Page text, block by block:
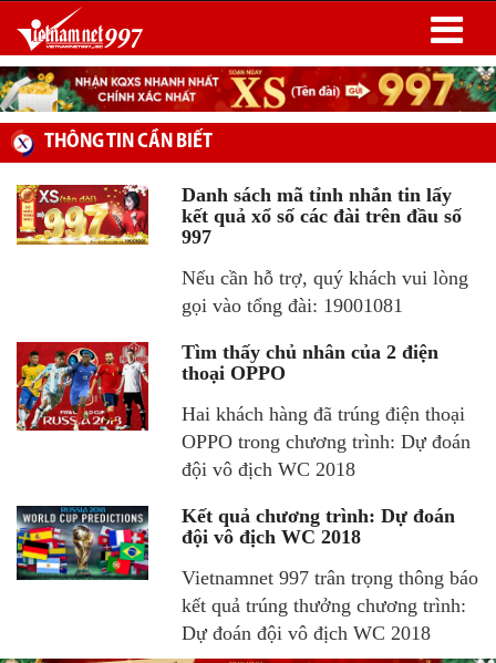
THÔNG TIN CẦN BIẾT
Danh sách mã tỉnh nhắn tin lấy
kết quả xổ số các đài trên đầu số
997
Nếu cần hỗ trợ, quý khách vui lòng
gọi vào tổng đài: 19001081
Tìm thấy chủ nhân của 2 điện
thoại OPPO
Hai khách hàng đã trúng điện thoại
OPPO trong chương trình: Dự đoán
đội vô địch WC 2018
Kết quả chương trình: Dự đoán
đội vô địch WC 2018
Vietnamnet 997 trân trọng thông báo
kết quả trúng thưởng chương trình:
Dự đoán đội vô địch WC 2018